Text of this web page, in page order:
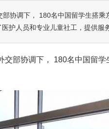
协调下， 180名中国留学生搭
医护人员和专业儿童社工，提供服
交部协调下， 180名中国留